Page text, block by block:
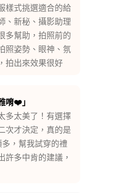
樣式挑選適合的給
、新秘、攝影助理
多幫助，拍照前的
照姿勢、眼神、氛
拍出來效果很好
唷❤️」
多太美了！有選擇
次才決定，真的是
，幫我試穿的禮
許多中肯的建議，